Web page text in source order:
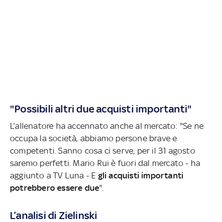
"Possibili altri due acquisti importanti"
L’allenatore ha accennato anche al mercato: "Se ne
occupa la società, abbiamo persone brave e
competenti. Sanno cosa ci serve, per il 31 agosto
saremo perfetti. Mario Rui è fuori dal mercato - ha
aggiunto a TV Luna - E gli acquisti importanti
potrebbero essere due".
L’analisi di Zielinski